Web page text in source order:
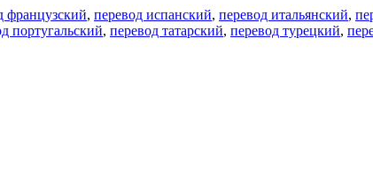
французский, перевод испанский, перевод итальянский,
португальский, перевод татарский, перевод турецкий,